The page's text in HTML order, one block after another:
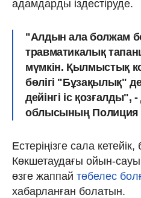
адамдарды іздестіруде.
"Алдын ала болжам
травматикалық
мүмкін. Қылмыстық
бөлігі "Бұзақылық"
дейінгі іс қозғалды",
облысының Полиция
Естеріңізге сала кетейік,
Көкшетаудағы ойын-
өзге жаппай төбелес
хабарланған болатын.